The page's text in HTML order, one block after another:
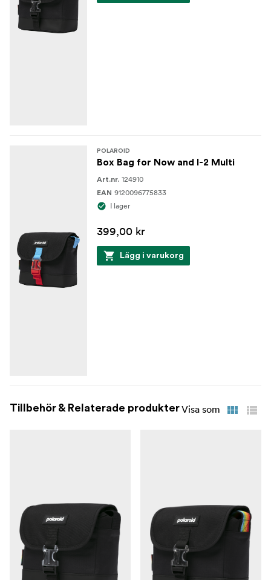
POLAROID
Box Bag for Now and I-2 Multi
Art.nr. 124910
EAN 9120096775833
I lager
399,00 kr
Lägg i varukorg
Tillbehör & Relaterade produkterVisa som